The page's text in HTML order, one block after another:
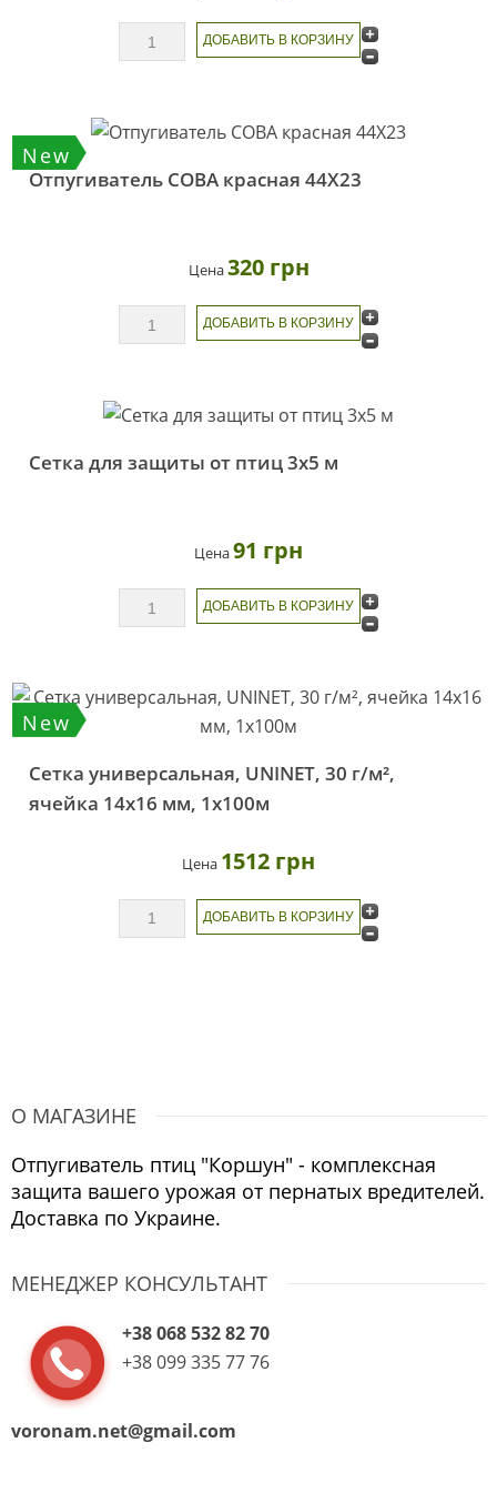
New
Отпугиватель СОВА красная 44Х23
Цена320 грн
Сетка для защиты от птиц 3х5 м
Цена91 грн
New
Сетка универсальная, UNINET, 30 г/м²,
ячейка 14х16 мм, 1х100м
Цена 1512 грн
О МАГАЗИНЕ
Отпугиватель птиц "Коршун" - комплексная
защита вашего урожая от пернатых вредителей.
Доставка по Украине.
МЕНЕДЖЕР КОНСУЛЬТАНТ
+38 068 532 82 70
+38 099 335 77 76
voronam.net@gmail.com